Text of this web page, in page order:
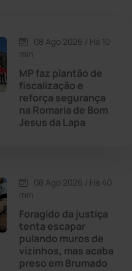
(1504)
Sales (121)
Diamantina (430)
08 Ago 2026 / Há 10
min
MP faz plantão de
fiscalização e
reforça segurança
na Romaria de Bom
Jesus da Lapa
08 Ago 2026 / Há 40
min
Foragido da justiça
tenta escapar
pulando muros de
vizinhos, mas acaba
preso em Brumado